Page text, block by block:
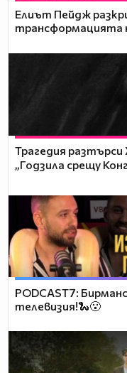
Елиът Пейдж
трансформацията
Трагедия
„Годзила срещу
PODCAST7:
телевизия!🐍😮